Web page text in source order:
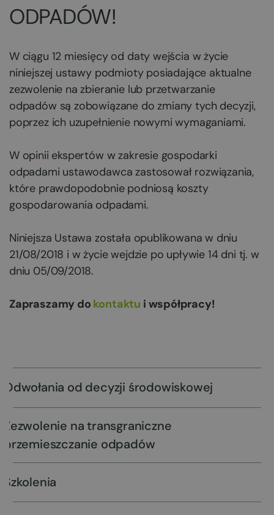
ODPADÓW!
W ciągu 12 miesięcy od daty wejścia w życie
niniejszej ustawy podmioty posiadające aktualne
zezwolenie na zbieranie lub przetwarzanie
odpadów są zobowiązane do zmiany tych decyzji,
poprzez ich uzupełnienie nowymi wymaganiami.
W opinii ekspertów w zakresie gospodarki
odpadami ustawodawca zastosował rozwiązania,
które prawdopodobnie podniosą koszty
gospodarowania odpadami.
Niniejsza Ustawa została opublikowana w dniu
21/08/2018 i w życie wejdzie po upływie 14 dni tj. w
dniu 05/09/2018.
Zapraszamy do kontaktu i współpracy!
Odwołania od decyzji środowiskowej
Zezwolenie na transgraniczne
przemieszczanie odpadów
Szkolenia